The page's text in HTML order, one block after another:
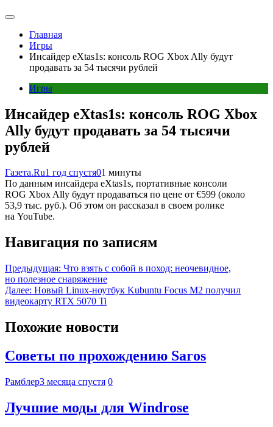
Главная
Игры
Инсайдер eXtas1s: консоль ROG Xbox Ally будут
продавать за 54 тысячи рублей
Игры
Инсайдер eXtas1s: консоль ROG Xbox
Ally будут продавать за 54 тысячи
рублей
Газета.Ru1 год спустя01 минуты
По данным инсайдера eXtas1s, портативные консоли
ROG Xbox Ally будут продаваться по цене от €599 (около
53,9 тыс. руб.). Об этом он рассказал в своем ролике
на YouTube.
Навигация по записям
Предыдущая: Что взять с собой в поход: неочевидное,
но полезное снаряжение
Далее: Новый Linux-ноутбук Kubuntu Focus M2 получил
видеокарту RTX 5070 Ti
Похожие новости
Советы по прохождению Saros
Рамблер3 месяца спустя 0
Лучшие моды для Windrose